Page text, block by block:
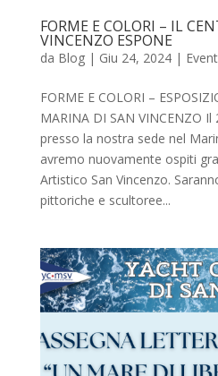
FORME E COLORI – IL
VINCENZO ESPONE
da Blog| Giu 24, 2024|
FORME E COLORI –
MARINA DI SAN VINCENZO
presso la nostra sede nel
avremo nuovamente ospiti
Artistico San Vincenzo.
pittoriche e scultoree...